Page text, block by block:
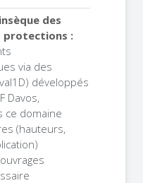
des
protections :
via des
développés
Davos,
ce domaine
(hauteurs,